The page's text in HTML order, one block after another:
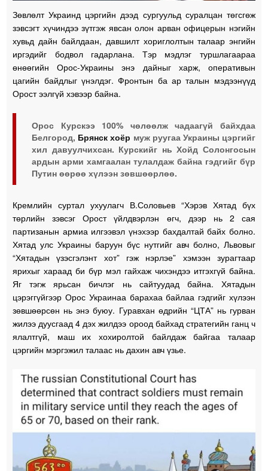
Зөвлөлт Украинд цэргийн дээд сургуульд суралцан төгсгөж
зэвсэгт хүчиндээ зүтгэж явсан олон арван офицерын нэгийн
хувьд дайн байлдаан, давшилт хориглолтын талаар энгийн
иргэдийг бодвол гадарлана. Тэр мэдлэг туршлагаараа
өнөөгийн Орос-Украины энэ дайныг харж, оперативын
цагийн байдлыг үнэлдэг. Фронтын ба ар талын мэдээнүүд
Орост ээлгүй хэвээр байна.
Орос Курскээ 100% чөлөөлж чадаагүй байхдаа
Белгород, Брянск хоёр муж руугаа Украины цэргийг
хил давуулчихсан. Курскийг нь Хойд Солонгосын
ардын арми хамгаалан тулалдаж байна гэдгийг бүр
Путин өөрөө хүлээн зөвшөөрлөө.
Кремлийн суртал ухуулагч В.Соловьев “Хэрэв Хятад бүх
төрлийн зэвсэг Орост үйлдвэрлэн өгч, дээр нь 2 сая
партизанын армиа илгээвэл үнэхээр бахдалтай байх болно.
Хятад улс Украины баруун бүс нутгийг авч болно, Львовыг
“Хятадын үзэсгэлэнт хот” гэж нэрлэе” хэмээн зурагтаар
ярихыг хараад би бүр мэл гайхаж чихэндээ итгэхгүй байна.
Яг тэгж ярьсан бичлэг нь сайтуудад байна. Хятадын
цэрэггүйгээр Орос Украинаа барахаа байлаа гэдгийг хүлээн
зөвшөөрсөн нь энэ буюу. Гуравхан өдрийн “ЦТА” нь гурван
жилээ дуусгаад 4 дэх жилдээ ороод байхад стратегийн ганц ч
ялалтгүй, маш их хохиролтой байлдаж байгаа талаар
цэргийн мэргэжил талаас нь дахин авч үзье.